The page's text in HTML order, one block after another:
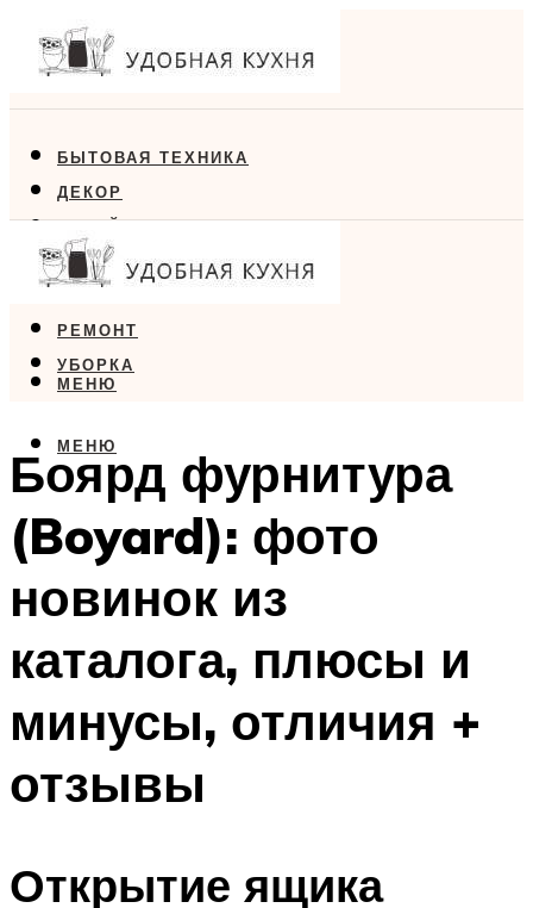
БЫТОВАЯ ТЕХНИКА
ДЕКОР
ДИЗАЙН
ЕДА
РЕМОНТ
УБОРКА
МЕНЮ
МЕНЮ
Боярд фурнитура
(Boyard): фото
новинок из
каталога, плюсы и
минусы, отличия +
отзывы
Открытие ящика